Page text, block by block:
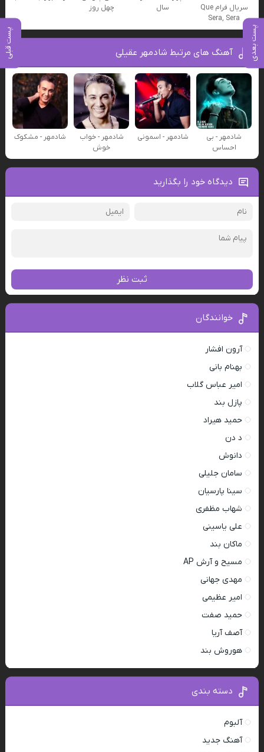
پست بعدی پست قبلی
سریال فرام Que
Sera, Sera
سال
چهل روز
آهنگ های مرتبط شادمهر عقیلی
شادمهر - بی
احساس
شادمهر - اسمونی
شادمهر - خواب
خوش
شادمهر - مشکوک
دیدگاه خود را بگذارید
ثبت نظر
خوانندگان
آرون افشار
بهنام بانی
امیر عباس گلاب
پازل بند
حمید هیراد
د دن
دانوش
سامان جلیلی
سینا پارسیان
شهاب مظفری
علی یاسینی
ماکان بند
مسیح و آرش AP
مهدی جهانی
امیر عظیمی
حمید صفت
آصف آریا
هوروش بند
دسته بندی
آلبوم
آهنگ جدید